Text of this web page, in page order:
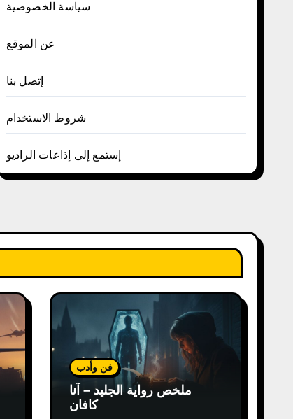
سياسة الخصوصية
عن الموقع
إتصل بنا
شروط الاستخدام
إستمع إلى إذاعات الراديو
فن وأدب
ملخص رواية الجليد – آنا
كافان